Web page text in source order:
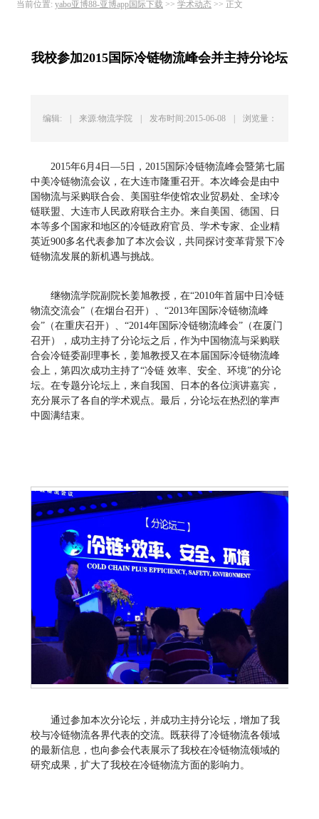
当前位置: yabo亚博88-亚博app国际下载 >> 学术动态 >> 正文
我校参加2015国际冷链物流峰会并主持分论坛
编辑: | 来源:物流学院 | 发布时间:2015-06-08 | 浏览量：
2015年6月4日—5日，2015国际冷链物流峰会暨第七届
中美冷链物流会议，在大连市隆重召开。本次峰会是由中
国物流与采购联合会、美国驻华使馆农业贸易处、全球冷
链联盟、大连市人民政府联合主办。来自美国、德国、日
本等多个国家和地区的冷链政府官员、学术专家、企业精
英近900多名代表参加了本次会议，共同探讨变革背景下冷
链物流发展的新机遇与挑战。
继物流学院副院长姜旭教授，在“2010年首届中日冷链
物流交流会”（在烟台召开）、“2013年国际冷链物流峰
会”（在重庆召开）、“2014年国际冷链物流峰会”（在厦门
召开），成功主持了分论坛之后，作为中国物流与采购联
合会冷链委副理事长，姜旭教授又在本届国际冷链物流峰
会上，第四次成功主持了“冷链 效率、安全、环境”的分论
坛。在专题分论坛上，来自我国、日本的各位演讲嘉宾，
充分展示了各自的学术观点。最后，分论坛在热烈的掌声
中圆满结束。
通过参加本次分论坛，并成功主持分论坛，增加了我
校与冷链物流各界代表的交流。既获得了冷链物流各领域
的最新信息，也向参会代表展示了我校在冷链物流领域的
研究成果，扩大了我校在冷链物流方面的影响力。